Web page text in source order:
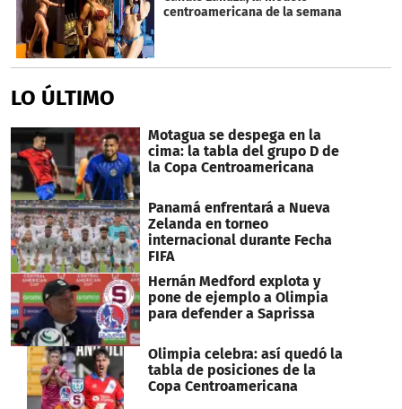
centroamericana de la semana
LO ÚLTIMO
Motagua se despega en la
cima: la tabla del grupo D de
la Copa Centroamericana
Panamá enfrentará a Nueva
Zelanda en torneo
internacional durante Fecha
FIFA
Hernán Medford explota y
pone de ejemplo a Olimpia
para defender a Saprissa
Olimpia celebra: así quedó la
tabla de posiciones de la
Copa Centroamericana